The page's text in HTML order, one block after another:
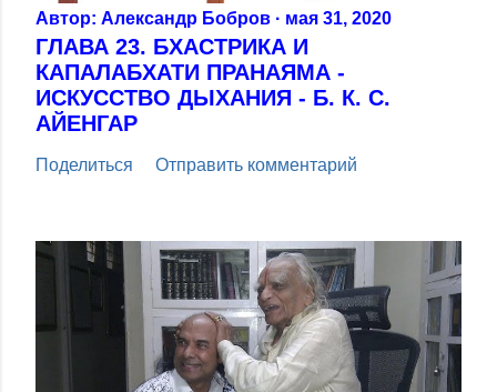
Автор: Александр Бобров мая 31, 2020
ГЛАВА 23. БХАСТРИКА И
КАПАЛАБХАТИ ПРАНАЯМА -
ИСКУССТВО ДЫХАНИЯ - Б. К. С.
АЙЕНГАР
Поделиться Отправить комментарий